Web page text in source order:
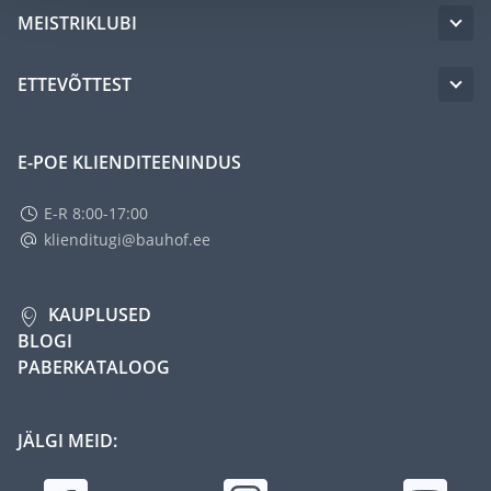
MEISTRIKLUBI
ETTEVÕTTEST
E-POE KLIENDITEENINDUS
E-R 8:00-17:00
klienditugi@bauhof.ee
KAUPLUSED
BLOGI
PABERKATALOOG
JÄLGI MEID: